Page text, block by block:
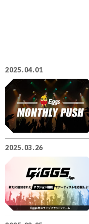
2025.04.01
2025.03.26